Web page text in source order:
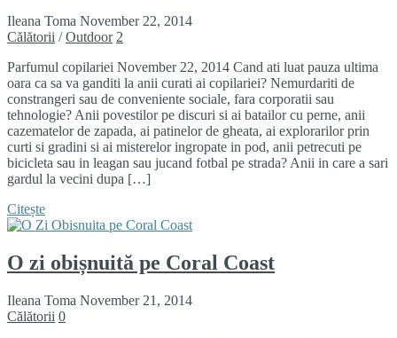
Ileana Toma November 22, 2014
Călătorii /Outdoor 2
Parfumul copilariei November 22, 2014 Cand ati luat pauza ultima
oara ca sa va ganditi la anii curati ai copilariei? Nemurdariti de
constrangeri sau de conveniente sociale, fara corporatii sau
tehnologie? Anii povestilor pe discuri si ai batailor cu perne, anii
cazematelor de zapada, ai patinelor de gheata, ai explorarilor prin
curti si gradini si ai misterelor ingropate in pod, anii petrecuti pe
bicicleta sau in leagan sau jucand fotbal pe strada? Anii in care a sari
gardul la vecini dupa […]
Citește
O zi obișnuită pe Coral Coast
Ileana Toma November 21, 2014
Călătorii 0